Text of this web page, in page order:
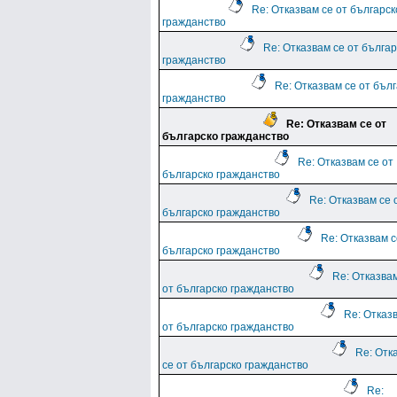
Re: Отказвам се от
гражданство
Re: Отказвам се от
гражданство
Re: Отказвам се от
гражданство
Re: Отказвам се от
българско гражданство
Re: Отказвам се от
българско гражданство
Re: Отказвам се
българско гражданство
Re: Отказвам
българско гражданство
Re:
от българско гражданство
Re:
от българско гражданство
Re:
се от българско гражданство
Re: